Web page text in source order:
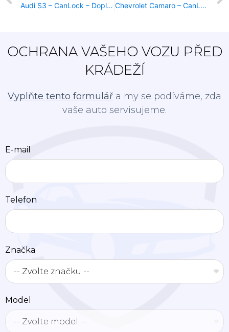
Audi S3 – CanLock – Doplňková ochrana proti krádeži Chevrolet Camaro – CanLock – Doplňková ochrana proti krádeži
OCHRANA VAŠEHO VOZU PŘED
KRÁDEŽÍ
Vyplňte tento formulář a my se podíváme, zda
vaše auto servisujeme.
E-mail
Telefon
Značka
Model